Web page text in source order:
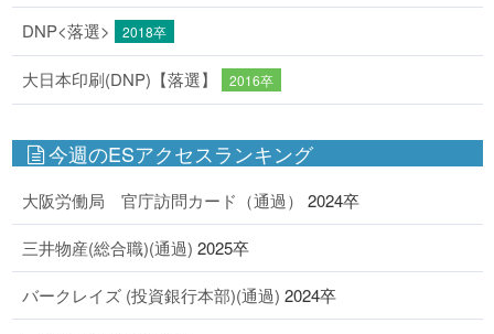
DNP<落選> 2018卒
大日本印刷(DNP)【落選】 2016卒
今週のESアクセスランキング
大阪労働局 官庁訪問カード（通過） 2024卒
三井物産(総合職)(通過) 2025卒
バークレイズ (投資銀行本部)(通過) 2024卒